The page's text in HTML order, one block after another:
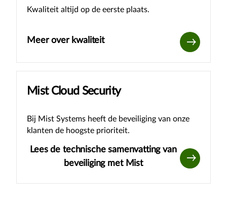
Kwaliteit altijd op de eerste plaats.
Meer over kwaliteit
Mist Cloud Security
Bij Mist Systems heeft de beveiliging van onze
klanten de hoogste prioriteit.
Lees de technische samenvatting van
beveiliging met Mist